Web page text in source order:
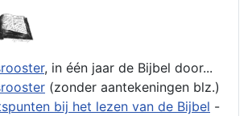
, in één jaar de Bijbel door...
(zonder aantekeningen blz.)
bij het lezen van de Bijbel -